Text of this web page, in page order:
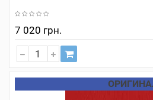
7 020 грн.